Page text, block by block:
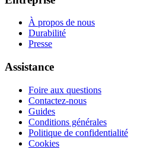
À propos de nous
Durabilité
Presse
Assistance
Foire aux questions
Contactez-nous
Guides
Conditions générales
Politique de confidentialité
Cookies